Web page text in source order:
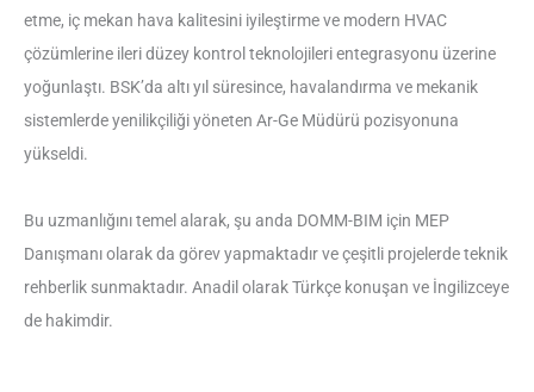
etme, iç mekan hava kalitesini iyileştirme ve modern HVAC
çözümlerine ileri düzey kontrol teknolojileri entegrasyonu üzerine
yoğunlaştı. BSK’da altı yıl süresince, havalandırma ve mekanik
sistemlerde yenilikçiliği yöneten Ar-Ge Müdürü pozisyonuna
yükseldi.
Bu uzmanlığını temel alarak, şu anda DOMM-BIM için MEP
Danışmanı olarak da görev yapmaktadır ve çeşitli projelerde teknik
rehberlik sunmaktadır. Anadil olarak Türkçe konuşan ve İngilizceye
de hakimdir.